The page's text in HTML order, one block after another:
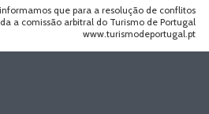
que para a resolução de conflitos
a comissão arbitral do Turismo de Portugal
www.turismodeportugal.pt